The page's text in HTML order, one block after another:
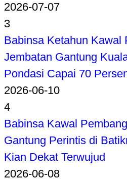
2026-07-07
3
Babinsa Ketahun Kawal
Jembatan Gantung
Pondasi Capai 70
2026-06-10
4
Babinsa Kawal
Gantung Perintis di
Kian Dekat Terwujud
2026-06-08